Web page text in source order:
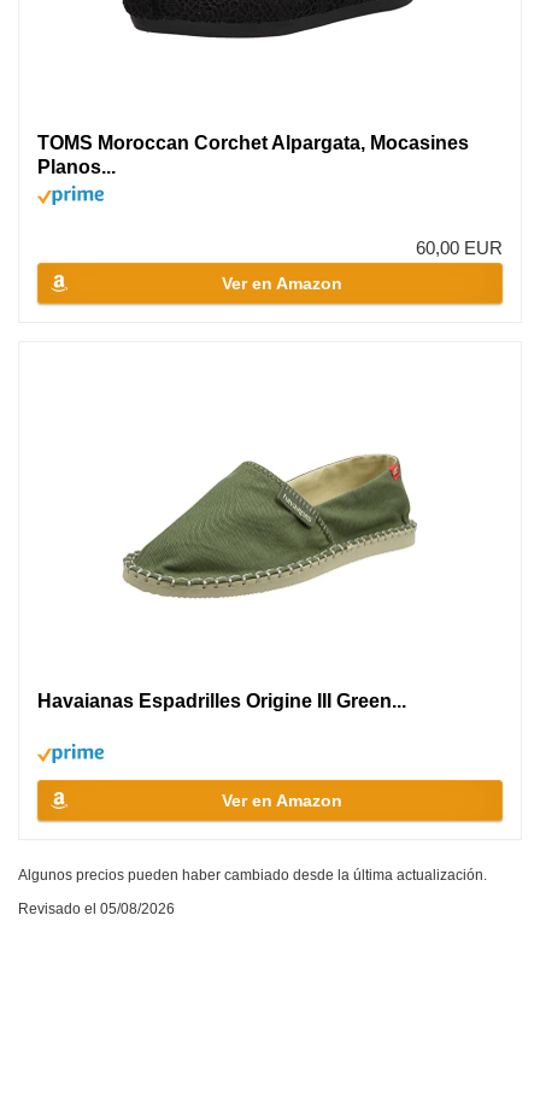
TOMS Moroccan Corchet Alpargata, Mocasines
Planos...
60,00 EUR
Ver en Amazon
Havaianas Espadrilles Origine III Green...
Ver en Amazon
Algunos precios pueden haber cambiado desde la última actualización.
Revisado el 05/08/2026